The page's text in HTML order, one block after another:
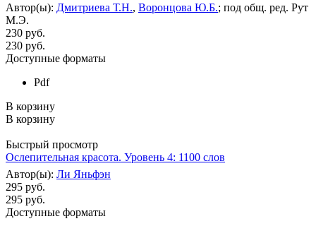
Автор(ы): Дмитриева Т.Н., Воронцова Ю.Б.; под общ. ред. Рут
М.Э.
230 руб.
230 руб.
Доступные форматы
Pdf
В корзину
В корзину
Быстрый просмотр
Ослепительная красота. Уровень 4: 1100 слов
Автор(ы): Ли Яньфэн
295 руб.
295 руб.
Доступные форматы